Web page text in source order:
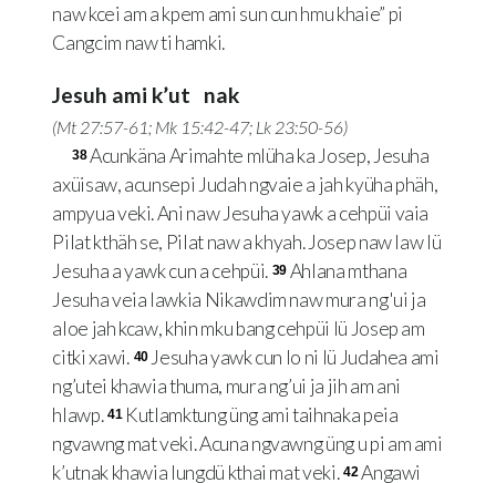
naw kcei am a kpem ami sun cun hmu khaie” pi
Cangcim naw ti hamki.
Jesuh ami k’ut nak
(Mt 27:57-61; Mk 15:42-47; Lk 23:50-56)
38Acunkäna Arimahte mlüha ka Josep, Jesuha
axüisaw, acunsepi Judah ngvaie a jah kyüha phäh,
ampyua veki. Ani naw Jesuha yawk a cehpüi vaia
Pilat kthäh se, Pilat naw a khyah. Josep naw law lü
Jesuha a yawk cun a cehpüi. 39 Ahlana mthana
Jesuha veia lawkia Nikawdim naw mura ng'ui ja
aloe jah kcaw, khin mku bang cehpüi lü Josep am
citki xawi. 40 Jesuha yawk cun lo ni lü Judahea ami
ng’utei khawia thuma, mura ng’ui ja jih am ani
hlawp. 41 Kutlamktung üng ami taihnaka peia
ngvawng mat veki. Acuna ngvawng üng u pi am ami
k’utnak khawia lungdü kthai mat veki. 42Angawi